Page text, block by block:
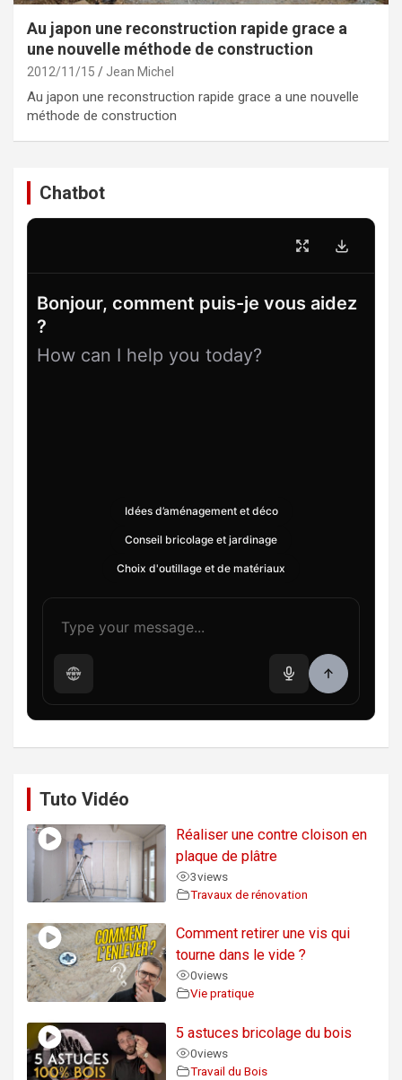
Au japon une reconstruction rapide grace a
une nouvelle méthode de construction
2012/11/15 Jean Michel
Au japon une reconstruction rapide grace a une nouvelle
méthode de construction
Chatbot
Bonjour, comment puis-je vous aidez
?
How can I help you today?
Idées d’aménagement et déco
Conseil bricolage et jardinage
Choix d'outillage et de matériaux
Tuto Vidéo
Réaliser une contre cloison en
plaque de plâtre
3views
Travaux de rénovation
Comment retirer une vis qui
tourne dans le vide ?
0views
Vie pratique
5 astuces bricolage du bois
0views
Travail du Bois